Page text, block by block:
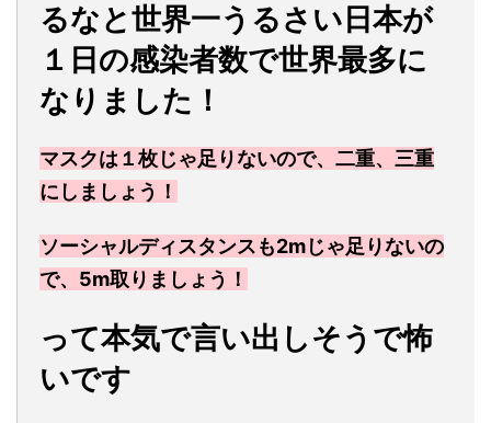
るなと世界一うるさい日本が
１日の感染者数で世界最多に
なりました！
マスクは１枚じゃ足りないので、二重、三重
にしましょう！
ソーシャルディスタンスも2mじゃ足りないの
で、5m取りましょう！
って本気で言い出しそうで怖
いです